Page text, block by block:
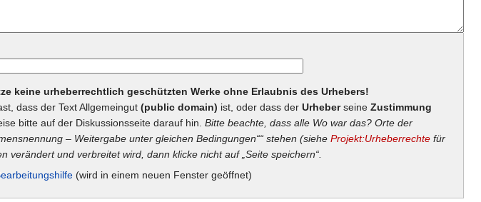
keine urheberrechtlich geschützten Werke ohne Erlaubnis des Urhebers!
dass der Text Allgemeingut (public domain) ist, oder dass der Urheberseine Zustimmung
bitte auf der Diskussionsseite darauf hin. Bitte beachte, dass alle Wo war das? Orte der
– Weitergabe unter gleichen Bedingungen““ stehen (siehe Projekt:Urheberrechte für
und verbreitet wird, dann klicke nicht auf „Seite speichern“.
(wird in einem neuen Fenster geöffnet)